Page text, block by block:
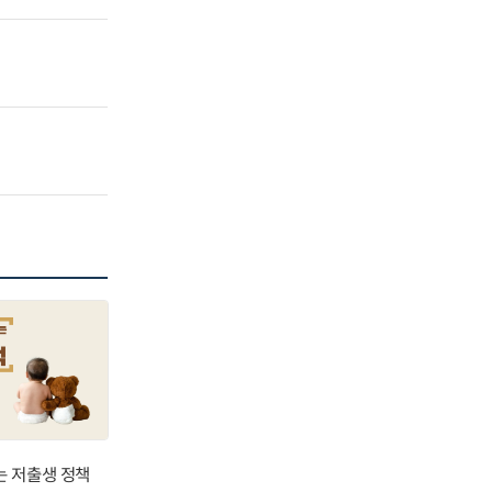
저출생 정책